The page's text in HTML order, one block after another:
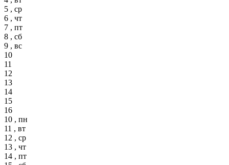
5 , ср
6 , чт
7 , пт
8 , сб
9 , вс
10
11
12
13
14
15
16
10 , пн
11 , вт
12 , ср
13 , чт
14 , пт